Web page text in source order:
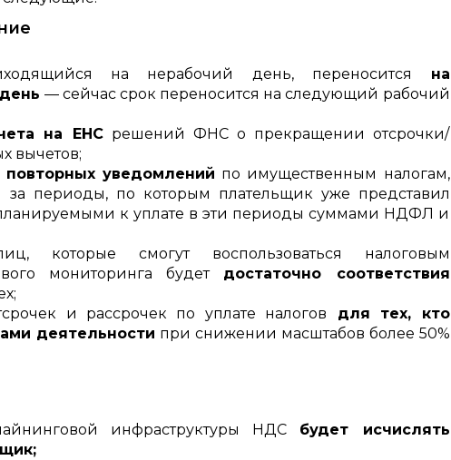
на нерабочий день, переносится на
— сейчас срок переносится на следующий рабочий
на ЕНСрешений ФНС о прекращении отсрочки/
вычетов;
уведомлений по имущественным налогам,
периоды, по которым плательщик уже представил
к уплате в эти периоды суммами НДФЛ и
которые смогут воспользоваться налоговым
мониторинга будет достаточно соответствия
и рассрочек по уплате налогов для тех, кто
деятельности при снижении масштабов более 50%
инфраструктуры НДС будет исчислять